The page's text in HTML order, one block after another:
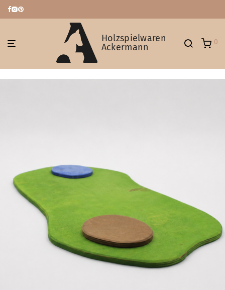
Holzspielwaren
Ackermann
0